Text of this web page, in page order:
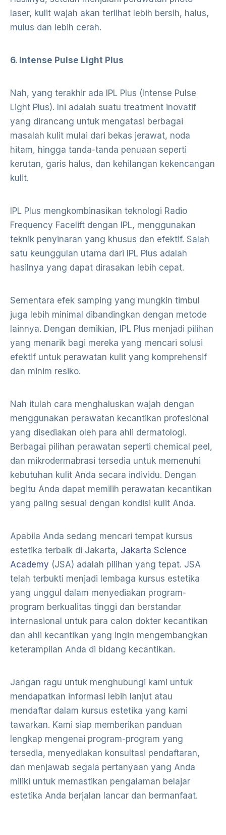
laser, kulit wajah akan terlihat lebih bersih, halus,
mulus dan lebih cerah.
6. Intense Pulse Light Plus
Nah, yang terakhir ada IPL Plus (Intense Pulse
Light Plus). Ini adalah suatu treatment inovatif
yang dirancang untuk mengatasi berbagai
masalah kulit mulai dari bekas jerawat, noda
hitam, hingga tanda-tanda penuaan seperti
kerutan, garis halus, dan kehilangan kekencangan
kulit.
IPL Plus mengkombinasikan teknologi Radio
Frequency Facelift dengan IPL, menggunakan
teknik penyinaran yang khusus dan efektif. Salah
satu keunggulan utama dari IPL Plus adalah
hasilnya yang dapat dirasakan lebih cepat.
Sementara efek samping yang mungkin timbul
juga lebih minimal dibandingkan dengan metode
lainnya. Dengan demikian, IPL Plus menjadi pilihan
yang menarik bagi mereka yang mencari solusi
efektif untuk perawatan kulit yang komprehensif
dan minim resiko.
Nah itulah cara menghaluskan wajah dengan
menggunakan perawatan kecantikan profesional
yang disediakan oleh para ahli dermatologi.
Berbagai pilihan perawatan seperti chemical peel,
dan mikrodermabrasi tersedia untuk memenuhi
kebutuhan kulit Anda secara individu. Dengan
begitu Anda dapat memilih perawatan kecantikan
yang paling sesuai dengan kondisi kulit Anda.
Apabila Anda sedang mencari tempat kursus
estetika terbaik di Jakarta, Jakarta Science
Academy (JSA) adalah pilihan yang tepat. JSA
telah terbukti menjadi lembaga kursus estetika
yang unggul dalam menyediakan program-
program berkualitas tinggi dan berstandar
internasional untuk para calon dokter kecantikan
dan ahli kecantikan yang ingin mengembangkan
keterampilan Anda di bidang kecantikan.
Jangan ragu untuk menghubungi kami untuk
mendapatkan informasi lebih lanjut atau
mendaftar dalam kursus estetika yang kami
tawarkan. Kami siap memberikan panduan
lengkap mengenai program-program yang
tersedia, menyediakan konsultasi pendaftaran,
dan menjawab segala pertanyaan yang Anda
miliki untuk memastikan pengalaman belajar
estetika Anda berjalan lancar dan bermanfaat.